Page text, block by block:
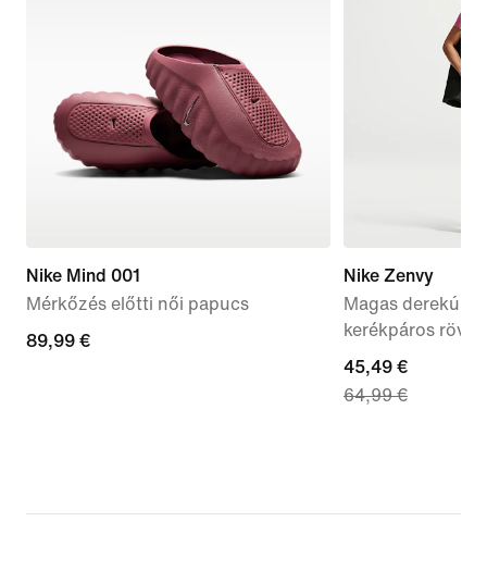
Nike Mind 001
Mérkőzés előtti női papucs
89,99
89,99 €
Nike Zenvy
Magas derekú,
kerékpáros
current
price
price
45,49 €
64,99 €